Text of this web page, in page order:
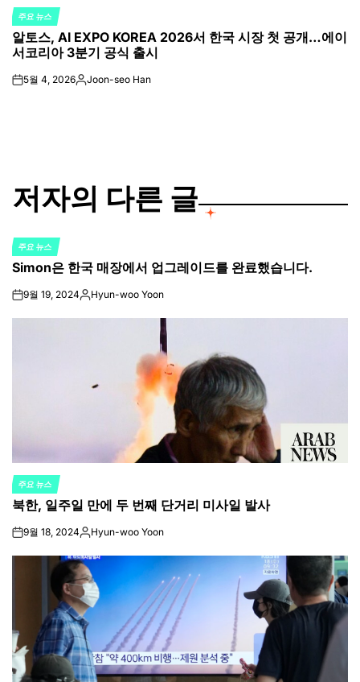
POSTED
IN
주요 뉴스
알토스, AI EXPO KOREA 2026서 한국 시장 첫 공개…에이
서코리아 3분기 공식 출시
on5월 4, 2026Posted
Joon-seo Han
저자의 다른 글
POSTED
IN
주요 뉴스
Simon은 한국 매장에서 업그레이드를 완료했습니다.
on9월 19, 2024Posted
Hyun-woo Yoon
POSTED
IN
주요 뉴스
북한, 일주일 만에 두 번째 단거리 미사일 발사
on9월 18, 2024Posted
Hyun-woo Yoon